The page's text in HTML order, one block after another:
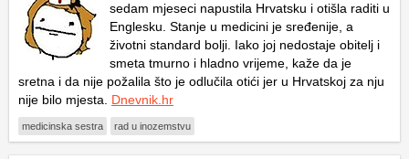
sedam mjeseci napustila Hrvatsku i otišla raditi u
Englesku. Stanje u medicini je sređenije, a
životni standard bolji. Iako joj nedostaje obitelj i
smeta tmurno i hladno vrijeme, kaže da je
sretna i da nije požalila što je odlučila otići jer u Hrvatskoj za nju
nije bilo mjesta. Dnevnik.hr
medicinska sestra rad u inozemstvu